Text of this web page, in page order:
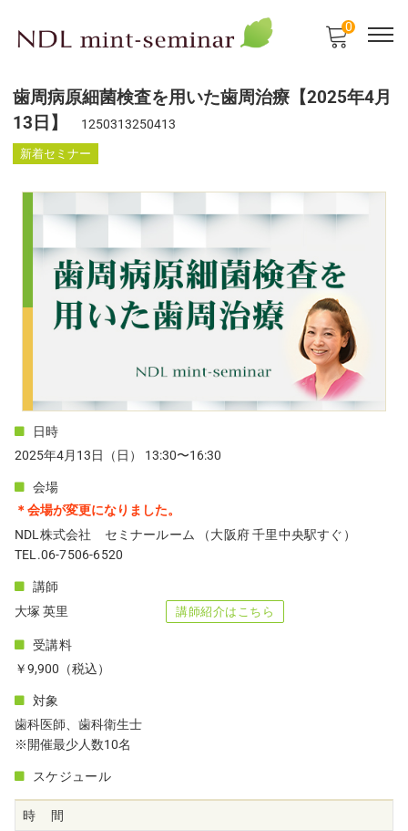
0
歯周病原細菌検査を用いた歯周治療【2025年4月
13日】
1250313250413
新着セミナー
日時
2025年4月13日（日） 13:30〜16:30
会場
＊会場が変更になりました。
NDL株式会社 セミナールーム （大阪府 千里中央駅すぐ）
TEL.06-7506-6520
講師
大塚 英里
講師紹介はこちら
受講料
￥9,900（税込）
対象
歯科医師、歯科衛生士
※開催最少人数10名
スケジュール
時 間